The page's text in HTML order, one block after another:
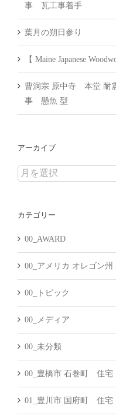
事 瓦工事着手
葉月の朔日参り
【 Maine Japanese
曹洞宗 原中寺 本堂 耐
事 懸魚 型
アーカイブ
ア
イ
カテゴリー
00_AWARD
00_アメリカ オレゴン
00_トピック
00_メディア
00_未分類
00_豊橋市 石巻町 住宅
01_豊川市 国府町 住宅